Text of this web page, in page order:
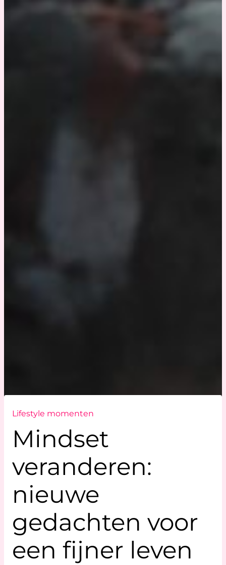
Lifestyle momenten
Mindset
veranderen:
nieuwe
gedachten voor
een fijner leven